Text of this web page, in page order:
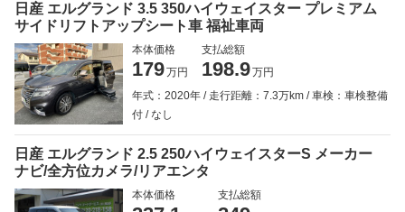
日産 エルグランド 3.5 350ハイウェイスター プレミアム
サイドリフトアップシート車 福祉車両
本体価格
179万円
支払総額
198.9万円
年式：2020年
走行距離：7.3万km
車検：車検整備
付
なし
日産 エルグランド 2.5 250ハイウェイスターS メーカー
ナビ/全方位カメラ/リアエンタ
本体価格 支払総額